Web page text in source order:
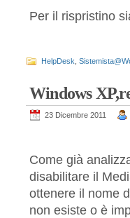
Per il rispristino
HelpDesk
Windows
23 Dicembre 2011
Come già
disabilitare il
ottenere il nome
non esiste o è